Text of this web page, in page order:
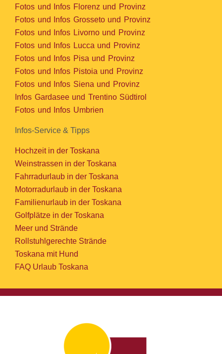
Fotos und Infos Florenz und Provinz
Fotos und Infos Grosseto und Provinz
Fotos und Infos Livorno und Provinz
Fotos und Infos Lucca und Provinz
Fotos und Infos Pisa und Provinz
Fotos und Infos Pistoia und Provinz
Fotos und Infos Siena und Provinz
Infos Gardasee und Trentino Südtirol
Fotos und Infos Umbrien
Infos-Service & Tipps
Hochzeit in der Toskana
Weinstrassen in der Toskana
Fahrradurlaub in der Toskana
Motorradurlaub in der Toskana
Familienurlaub in der Toskana
Golfplätze in der Toskana
Meer und Strände
Rollstuhlgerechte Strände
Toskana mit Hund
FAQ Urlaub Toskana